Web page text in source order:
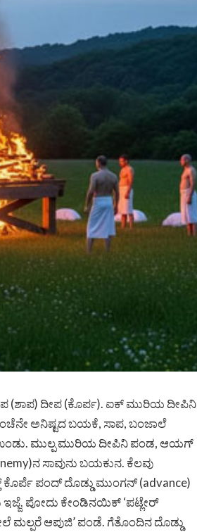
(ಶಾಪ) ದೀಪ (ಕೊರ್ಪ). ಐಕ್ ಮುರಿಯ ದೀಪಿನಿ
ಅನಿಷ್ಟದ ಬಯಕೆ, ಸಾಪ, ಬಂಜಾಲೆ
ಉಂಡು. ಮುಲ್ಪ ಮುರಿಯ ದೀಪಿನಿ ಪಂಡ, ಆಯಗ್
ಸಾವುನು ಬಯಕುನ. ಕೆಲವು
ಕೊರ್ಪೆ ಪಂದ್ ದೊಡ್ಡು ಮುಂಗನ್ (advance)
ಇಜ್ಜೆ. ಪೋದು ಕೇಂಡಿನಯಿಕ್ ‘ಪಟ್ಲೇರ್
ಮಲ್ಪರೆ ಆಪುಜಿ’ ಪಂಡೆ. ಗೆತೊಂದಿನ ದೊಡ್ಡು